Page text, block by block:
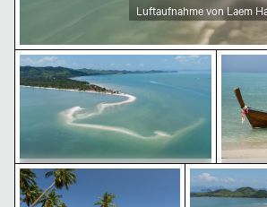
Luftaufnahme von Laem
Luftaufnahme von Laem Haad
Luftaufnahme von Laem Haad
Beach, Koh Yao Yai am
Tropischer Strand mit